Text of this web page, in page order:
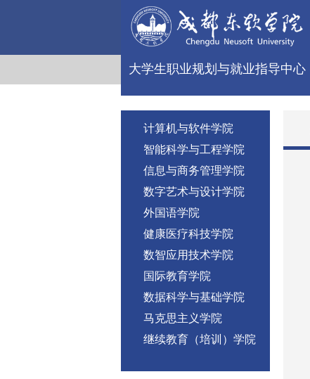
大学生职业规划与就业指导中心
计算机与软件学院
智能科学与工程学院
信息与商务管理学院
数字艺术与设计学院
外国语学院
健康医疗科技学院
数智应用技术学院
国际教育学院
数据科学与基础学院
马克思主义学院
继续教育（培训）学院